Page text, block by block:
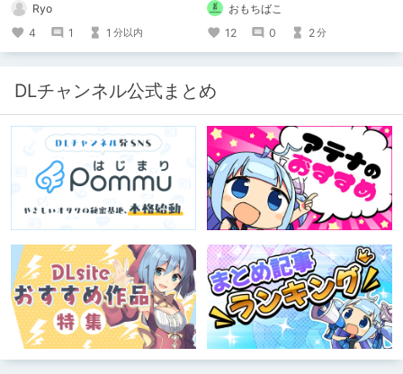
Ryo
4
1 1 分以内
おもちばこ
12
0 2分
DLチャンネル公式まとめ